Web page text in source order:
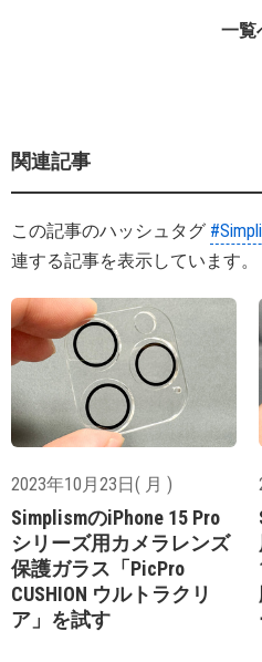
一覧
関連記事
この記事のハッシュタグ
連する記事を表示しています。
2023年10月23日( 月 )
SimplismのiPhone 15 Pro
シリーズ用カメラレンズ
保護ガラス「PicPro
CUSHION ウルトラクリ
ア」を試す